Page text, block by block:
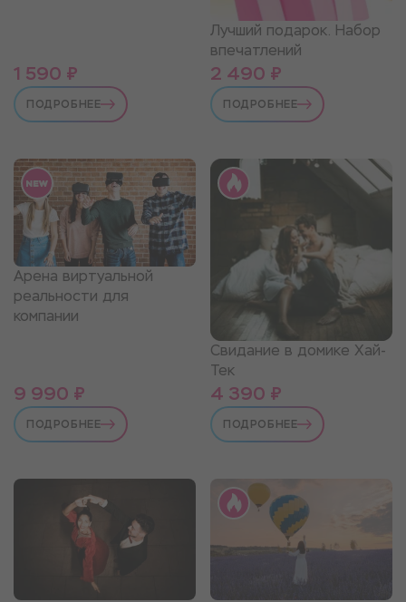
1 590 ₽
ПОДРОБНЕЕ
Лучший подарок. Набор
впечатлений
2 490 ₽
ПОДРОБНЕЕ
Арена виртуальной
реальности для
компании
9 990 ₽
ПОДРОБНЕЕ
Свидание в домике Хай-
Тек
4 390 ₽
ПОДРОБНЕЕ